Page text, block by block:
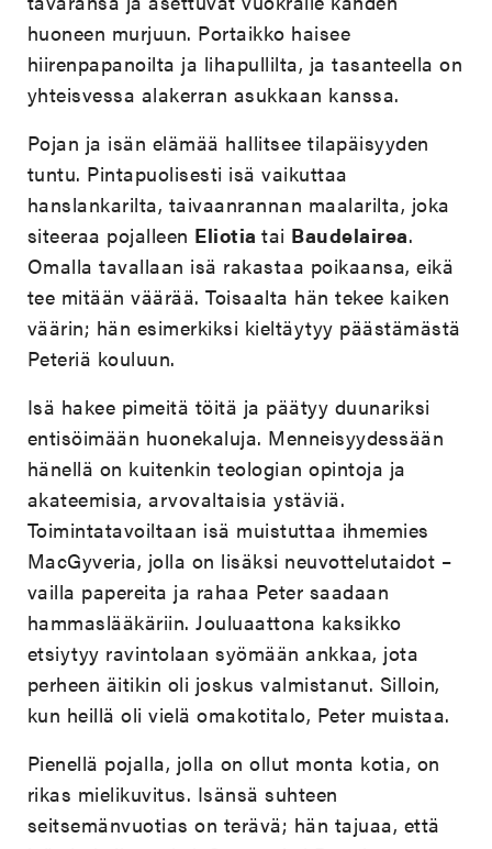
huoneen murjuun. Portaikko haisee
hiirenpapanoilta ja lihapullilta, ja tasanteella on
yhteisvessa alakerran asukkaan kanssa.
Pojan ja isän elämää hallitsee tilapäisyyden
tuntu. Pintapuolisesti isä vaikuttaa
hanslankarilta, taivaanrannan maalarilta, joka
siteeraa pojalleen Eliotiatai Baudelairea.
Omalla tavallaan isä rakastaa poikaansa, eikä
tee mitään väärää. Toisaalta hän tekee kaiken
väärin; hän esimerkiksi kieltäytyy päästämästä
Peteriä kouluun.
Isä hakee pimeitä töitä ja päätyy duunariksi
entisöimään huonekaluja. Menneisyydessään
hänellä on kuitenkin teologian opintoja ja
akateemisia, arvovaltaisia ystäviä.
Toimintatavoiltaan isä muistuttaa ihmemies
MacGyveria, jolla on lisäksi neuvottelutaidot –
vailla papereita ja rahaa Peter saadaan
hammaslääkäriin. Jouluaattona kaksikko
etsiytyy ravintolaan syömään ankkaa, jota
perheen äitikin oli joskus valmistanut. Silloin,
kun heillä oli vielä omakotitalo, Peter muistaa.
Pienellä pojalla, jolla on ollut monta kotia, on
rikas mielikuvitus. Isänsä suhteen
seitsemänvuotias on terävä; hän tajuaa, että